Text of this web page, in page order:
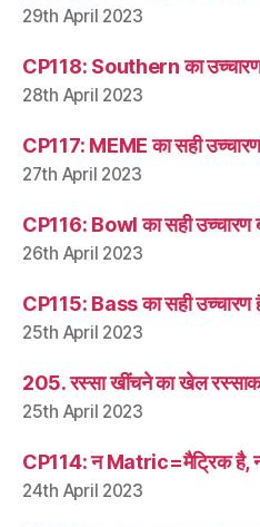
29th April 2023
CP118: Southern का उच्चारण
28th April 2023
CP117: MEME का सही
27th April 2023
CP116: Bowl का सही उच्चारण
26th April 2023
CP115: Bass का सही उच्चारण
25th April 2023
205. रस्सा खींचने का खेल
25th April 2023
CP114: न Matric=मैट्रिक है,
24th April 2023